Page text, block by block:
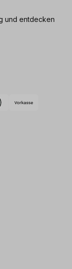
und entdecken